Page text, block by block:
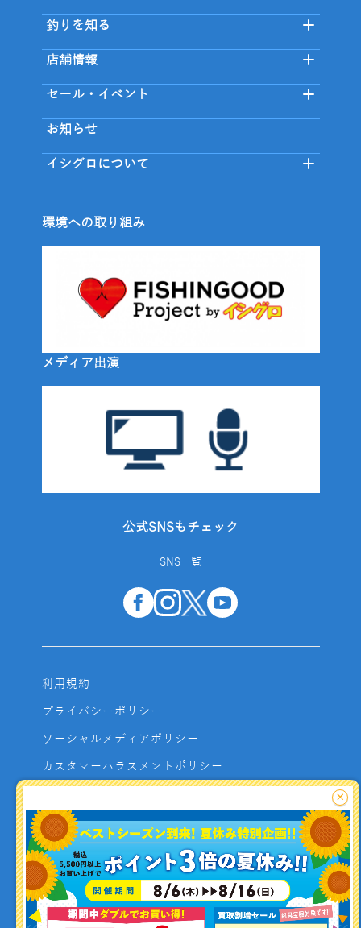
釣り情報を
釣りを知る
店舗情報
セール・イベント
お知らせ
イシグロについて
環境への取り組み
メディア出演
公式SNSもチェック
SNS一覧
利用規約
プライバシーポリシー
ソーシャルメディアポリシー
カスタマーハラスメントポリシー
よくあるご質問
お問い合わせ
利用者資金の保全方法
×